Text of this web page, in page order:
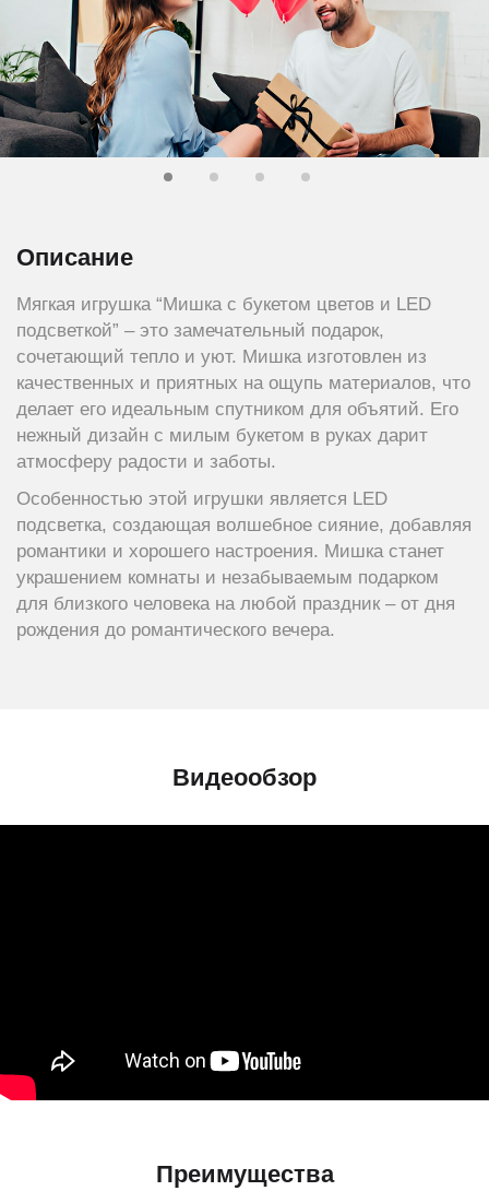
Описание
Мягкая игрушка “Мишка с букетом цветов и LED
подсветкой” – это замечательный подарок,
сочетающий тепло и уют. Мишка изготовлен из
качественных и приятных на ощупь материалов, что
делает его идеальным спутником для объятий. Его
нежный дизайн с милым букетом в руках дарит
атмосферу радости и заботы.
Особенностью этой игрушки является LED
подсветка, создающая волшебное сияние, добавляя
романтики и хорошего настроения. Мишка станет
украшением комнаты и незабываемым подарком
для близкого человека на любой праздник – от дня
рождения до романтического вечера.
Видеообзор
Преимущества